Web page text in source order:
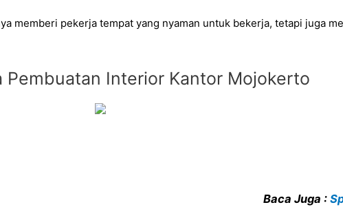
memberi pekerja tempat yang nyaman untuk bekerja, tetapi juga
Pembuatan Interior Kantor Mojokerto
Baca Juga :